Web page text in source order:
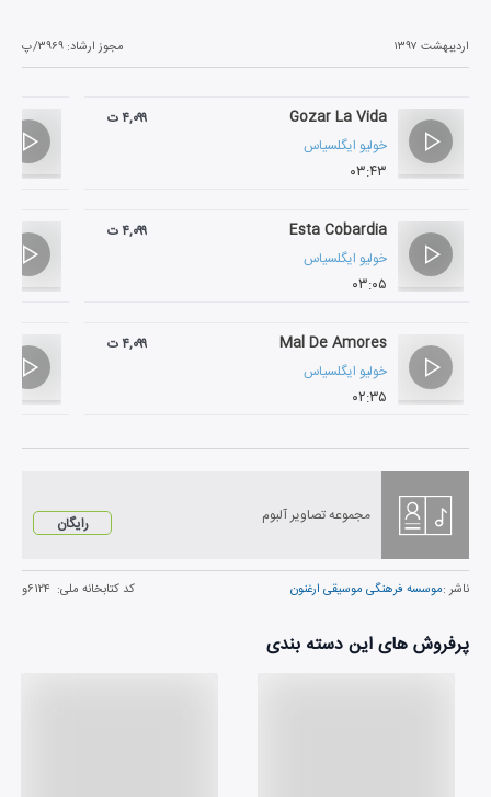
اردیبهشت ۱۳۹۷ مجوز ارشاد: ۳۹۶۹/پ
Gozar La Vida
خولیو ایگلسیاس
۰۳:۴۳
۴,۰۹۹ ت
Esta Cobardia
خولیو ایگلسیاس
۰۳:۰۵
۴,۰۹۹ ت
Mal De Amores
خولیو ایگلسیاس
۰۲:۳۵
۴,۰۹۹ ت
مجموعه تصاویر آلبوم رایگان
ناشر :موسسه فرهنگی موسیقی ارغنون کد کتابخانه ملی: ۶۱۲۴و
پرفروش های این دسته بندی